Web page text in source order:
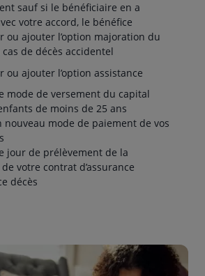
sauf si le bénéficiaire en a
votre accord, le bénéfice
ou ajouter l’option majoration du
de décès accidentel
ou ajouter l’option assistance
mode de versement du capital
de moins de 25 ans
nouveau mode de paiement de vos
jour de prélèvement de la
votre contrat d’assurance
décès